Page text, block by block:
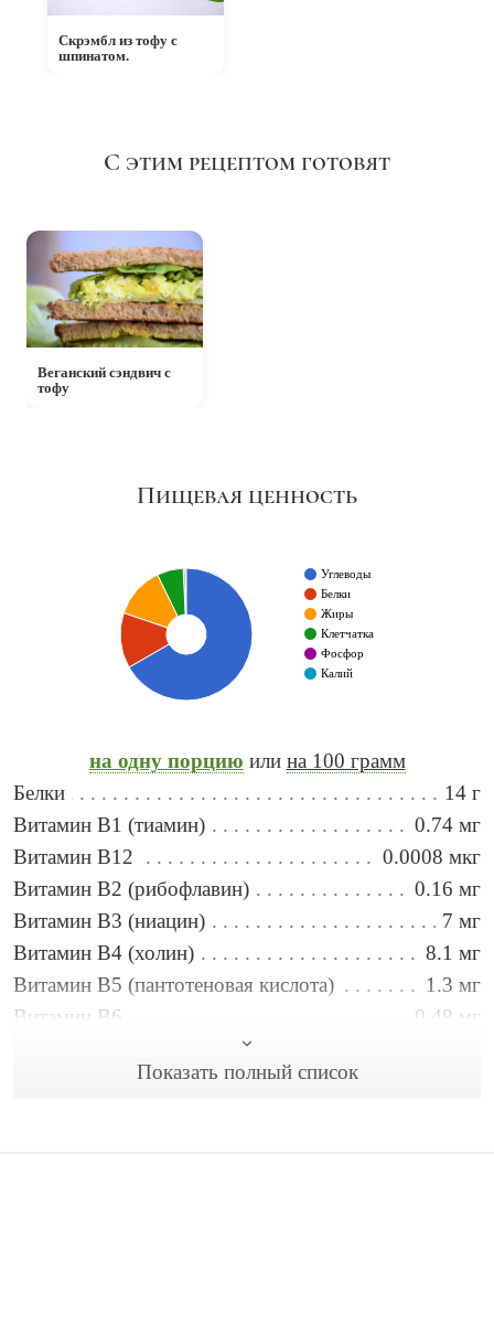
Скрэмбл из тофу с
шпинатом.
С этим рецептом готовят
Веганский сэндвич с
тофу
Пищевая ценность
Углеводы
Белки
Жиры
Клетчатка
Фосфор
Калий
на одну порцию или на 100 грамм
Белки
14 г
Витамин B1 (тиамин)
0.74 мг
Витамин B12
0.0008 мкг
Витамин B2 (рибофлавин)
0.16 мг
Витамин B3 (ниацин)
7 мг
Витамин B4 (холин)
8.1 мг
Витамин B5 (пантотеновая кислота)
1.3 мг
Витамин B6
0.48 мг
Витамин B9 (фолиевая кислота)
Показать полный список